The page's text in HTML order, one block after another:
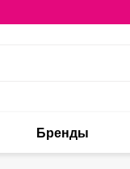
Бренды